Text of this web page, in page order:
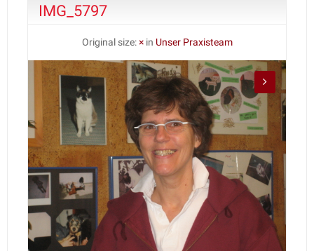
IMG_5797
Original size:× in Unser Praxisteam